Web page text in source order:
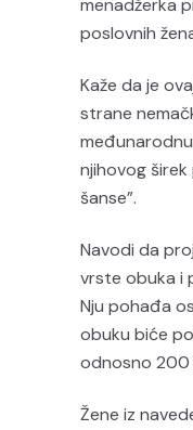
menadžerka
poslovnih
Kaže da je
strane
njihovog
šanse”.
Navodi da
vrste obuka i
Nju pohađa
obuku biće
odnosno 200
Žene iz